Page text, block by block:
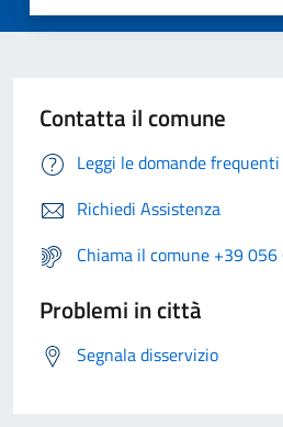
Contatta il comune
Leggi le domande frequenti
Richiedi Assistenza
Chiama il comune +39
Problemi in città
Segnala disservizio